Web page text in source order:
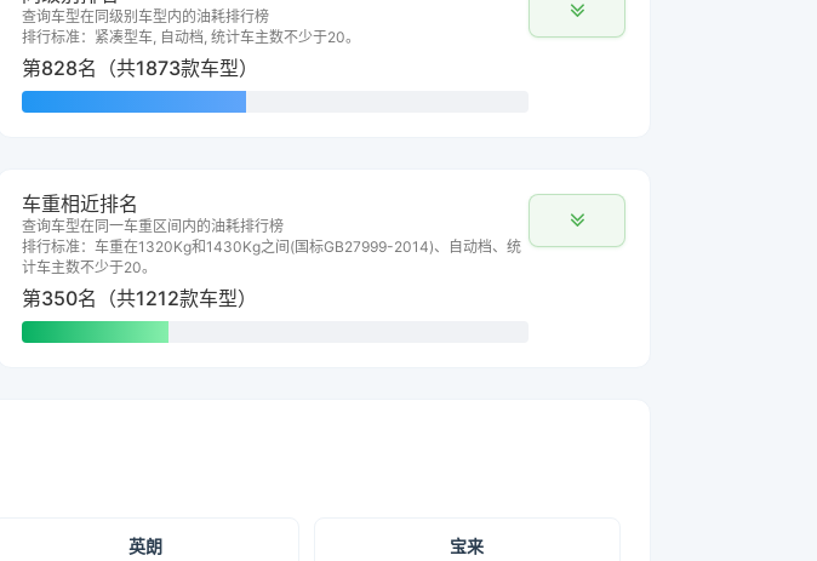
查询车型在同级别车型内的油耗排行榜
排行标准：紧凑型车, 自动档, 统计车主数不少于20。
第828名（共1873款车型）
车重相近排名
查询车型在同一车重区间内的油耗排行榜
排行标准：车重在1320Kg和1430Kg之间(国标GB27999-2014)、自动档、统
计车主数不少于20。
第350名（共1212款车型）
英朗 宝来